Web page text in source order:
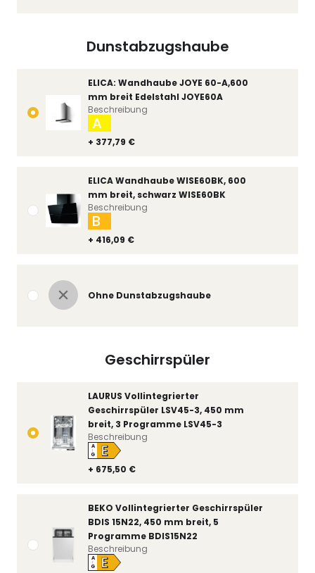
Dunstabzugshaube
ELICA: Wandhaube JOYE 60-A,600
mm breit Edelstahl JOYE60A
+ 377,79 €
A
Beschreibung
ELICA Wandhaube WISE60BK, 600
mm breit, schwarz WISE60BK
+ 416,09 €
B
Beschreibung
Ohne Dunstabzugshaube
Geschirrspüler
LAURUS Vollintegrierter
Geschirrspüler LSV45-3, 450 mm
breit, 3 Programme LSV45-3
+ 675,50 €
A
↑
G E
Beschreibung
BEKO Vollintegrierter Geschirrspüler
BDIS 15N22, 450 mm breit, 5
Programme BDIS15N22
A
↑
G E
Beschreibung